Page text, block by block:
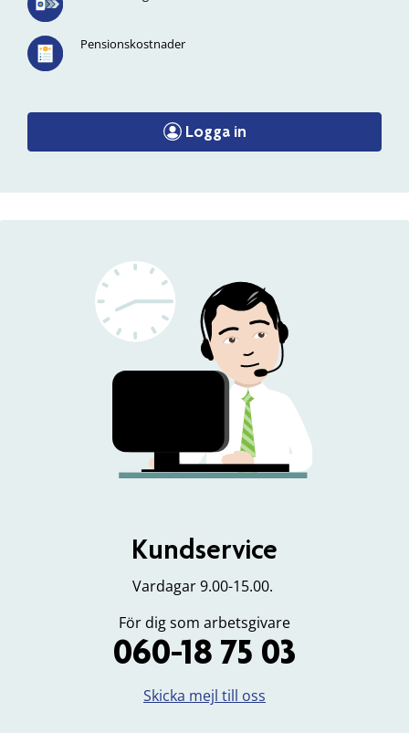
Pensionskostnader
Logga in
Kundservice
Vardagar 9.00-15.00.
För dig som arbetsgivare
060-18 75 03
Skicka mejl till oss